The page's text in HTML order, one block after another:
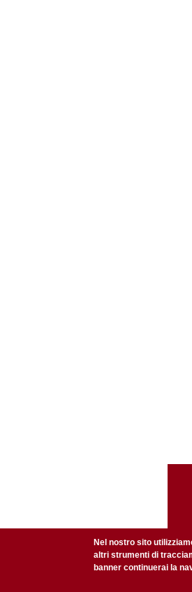
Nel nostro sito
altri strumenti di
banner continuerai la